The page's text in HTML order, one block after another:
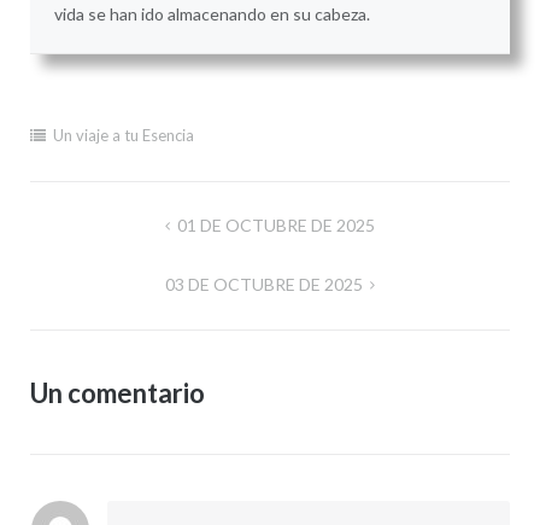
vida se han ido almacenando en su cabeza.
Un viaje a tu Esencia
Navegación 01 DE OCTUBRE DE 2025
03 DE OCTUBRE DE 2025
Un comentario